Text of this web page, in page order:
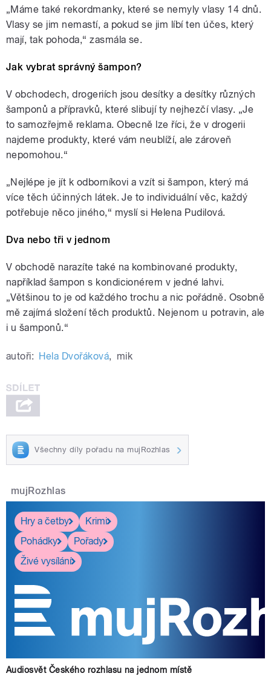
„Máme také rekordmanky, které se nemyly vlasy 14 dnů.
Vlasy se jim nemastí, a pokud se jim líbí ten účes, který
mají, tak pohoda,“ zasmála se.
Jak vybrat správný šampon?
V obchodech, drogeriích jsou desítky a desítky různých
šamponů a přípravků, které slibují ty nejhezčí vlasy. „Je
to samozřejmě reklama. Obecně lze říci, že v drogerii
najdeme produkty, které vám neublíží, ale zároveň
nepomohou.“
„Nejlépe je jít k odborníkovi a vzít si šampon, který má
více těch účinných látek. Je to individuální věc, každý
potřebuje něco jiného,“ myslí si Helena Pudilová.
Dva nebo tři v jednom
V obchodě narazíte také na kombinované produkty,
například šampon s kondicionérem v jedné lahvi.
„Většinou to je od každého trochu a nic pořádně. Osobně
mě zajímá složení těch produktů. Nejenom u potravin, ale
i u šamponů.“
autoři: Hela Dvořáková, mik
Všechny díly pořadu na mujRozhlas
mujRozhlas
Hry a četby
Krimi
Pohádky
Pořady
Živé vysílání
Audiosvět Českého rozhlasu na jednom místě